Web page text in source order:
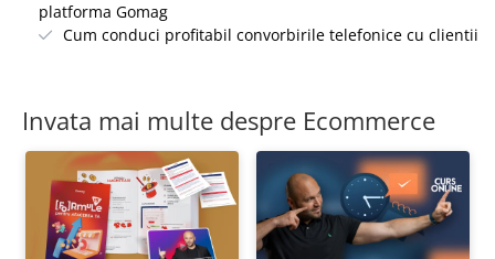
platforma Gomag
Cum conduci profitabil convorbirile telefonice cu clientii
Invata mai multe despre Ecommerce